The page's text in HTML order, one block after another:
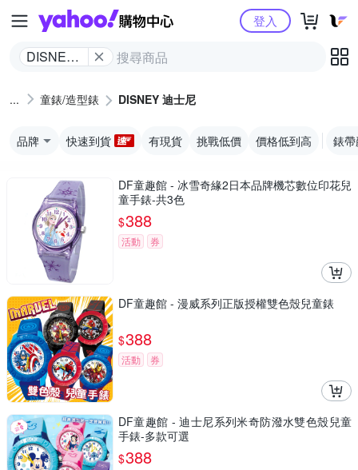
Yahoo購物中心
DISNEY
登入
童錶/造型錶 DISNEY 迪士尼
品牌 快速到貨 有現貨 挑戰低價 價格低到高 錶
DF童趣館 - 冰雪奇緣2日本品牌機芯數位印花兒
童手錶-共3色
$388
活動 券
DF童趣館 - 漫威系列正版授權雙色殼兒童錶
$388
活動 券
DF童趣館 - 迪士尼系列米奇防潑水雙色殼兒童
手錶-多款可選
$388